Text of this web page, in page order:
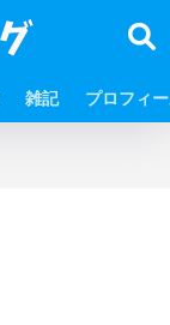
雑記 プロフィ